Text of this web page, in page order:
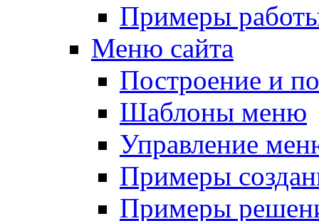
Примеры
Меню сайта
Построение и
Шаблоны меню
Управление
Примеры
Примеры